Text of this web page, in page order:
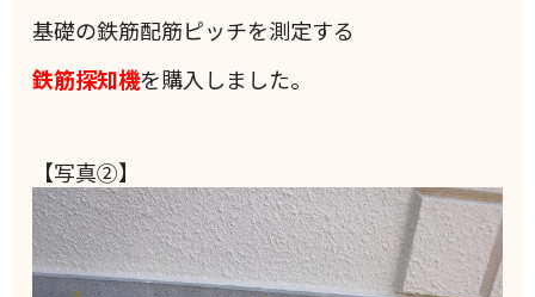
基礎の鉄筋配筋ピッチを測定する
鉄筋探知機を購入しました。
【写真②】